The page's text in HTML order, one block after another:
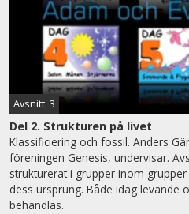
Avsnitt: 3
Del 2. Strukturen på livet
Klassificiering och fossil. Anders
föreningen Genesis, undervisar.
strukturerat i grupper inom
dess ursprung. Både idag levande
behandlas.